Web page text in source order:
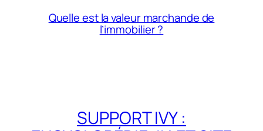
Quelle est la valeur marchande de
l’immobilier ?
SUPPORT IVY :